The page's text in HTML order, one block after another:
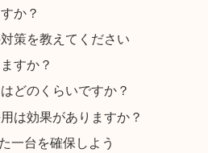
か？
策を教えてください
すか？
どのくらいですか？
は効果がありますか？
一台を確保しよう